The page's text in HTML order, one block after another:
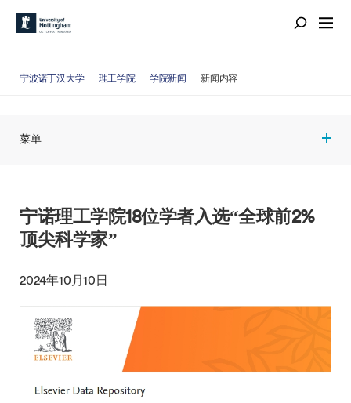
宁波诺丁汉大学 理工学院 学院新闻 新闻内容
菜单
宁诺理工学院18位学者入选“全球前2%
顶尖科学家”
2024年10月10日